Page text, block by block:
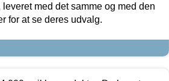
med det samme og med den
for at se deres udvalg.